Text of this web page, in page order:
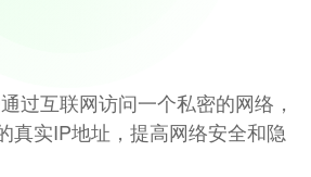
过互联网访问一个私密的网络，
真实IP地址，提高网络安全和隐